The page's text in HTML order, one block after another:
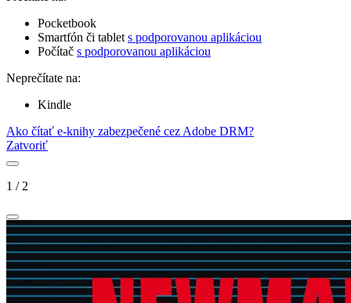
Pocketbook
Smartfón či tablet s podporovanou aplikáciou
Počítač s podporovanou aplikáciou
Neprečítate na:
Kindle
Ako čítať e-knihy zabezpečené cez Adobe DRM?
Zatvoriť
1 / 2